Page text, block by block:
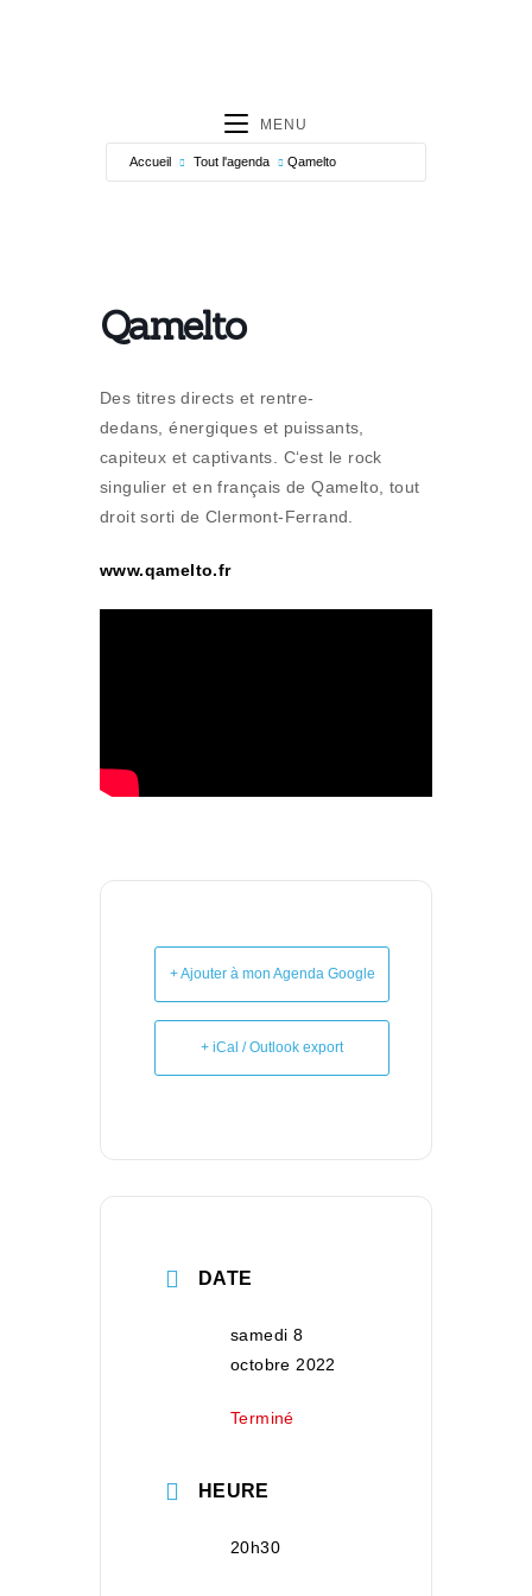
MENU
Accueil Tout l'agenda Qamelto
Qamelto
Des titres directs et rentre-
dedans, énergiques et puissants,
capiteux et captivants. C‘est le rock
singulier et en français de Qamelto, tout
droit sorti de Clermont-Ferrand.
www.qamelto.fr
+ Ajouter à mon Agenda Google
+ iCal / Outlook export
DATE
samedi 8
octobre 2022
Terminé
HEURE
20h30